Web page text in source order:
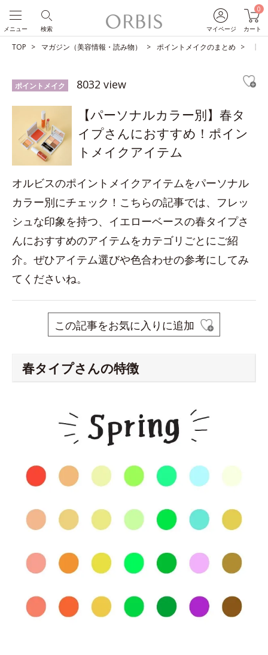
マイページ
0
カート
検索
メニュー
TOP マガジン（美容情報・読み物） ポイントメイクのまとめ 【
ポイントメイク 8032 view
【パーソナルカラー別】春タ
イプさんにおすすめ！ポイン
トメイクアイテム
オルビスのポイントメイクアイテムをパーソナル
カラー別にチェック！こちらの記事では、フレッ
シュな印象を持つ、イエローベースの春タイプさ
んにおすすめのアイテムをカテゴリごとにご紹
介。ぜひアイテム選びや色合わせの参考にしてみ
てくださいね。
この記事をお気に入りに追加
春タイプさんの特徴